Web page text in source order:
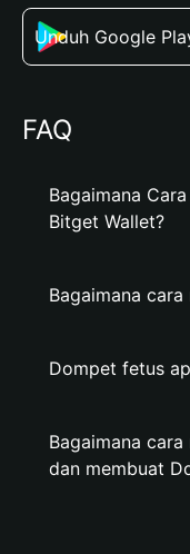
Unduh Google
FAQ
Bagaimana
Bitget Wallet?
Bagaimana
Dompet fetus
Bagaimana
dan membuat